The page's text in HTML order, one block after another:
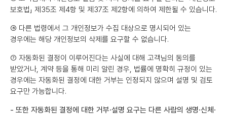
보호법」 제35조 제4항 및 제37조 제2항에 의하여 제한될 수 있습니다.
⑥ 다른 법령에서 그 개인정보가 수집 대상으로 명시되어 있는
경우에는 해당 개인정보의 삭제를 요구할 수 없습니다.
⑦ 자동화된 결정이 이루어진다는 사실에 대해 고객님의 동의를
받았거나, 계약 등을 통해 미리 알린 경우, 법률에 명확히 규정이 있는
경우에는 자동화된 결정에 대한 거부는 인정되지 않으며 설명 및 검토
요구만 가능합니다.
- 또한 자동화된 결정에 대한 거부·설명 요구는 다른 사람의 생명·신체·